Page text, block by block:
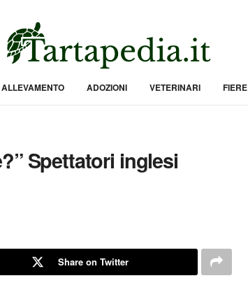
ALLEVAMENTO ADOZIONI VETERINARI FIERE
Spettatori inglesi
Share on Twitter